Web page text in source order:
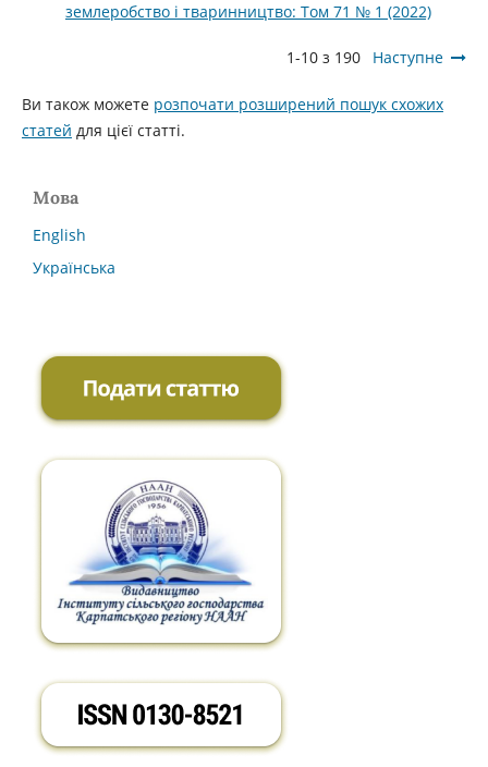
землеробство і тваринництво: Том 71 № 1 (2022)
1-10 з 190 Наступне
Ви також можете розпочати розширений пошук схожих
статей для цієї статті.
Мова
English
Українська